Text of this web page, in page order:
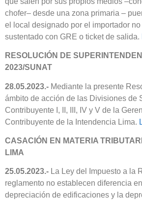
chofer– desde una zona primaria –
el local designado por el importador
sustentado con GRE o ticket de salida.
RESOLUCIÓN DE
2023/SUNAT
28.05.2023.- Mediante la presente
ámbito de acción de las Divisiones de
Contribuyente I, II, III, IV y V de la
Contribuyente de la Intendencia Lima.
CASACIÓN EN MATERIA
LIMA
25.05.2023.- La Ley del Impuesto a la
reglamento no establecen diferencia
depreciación de edificaciones y la